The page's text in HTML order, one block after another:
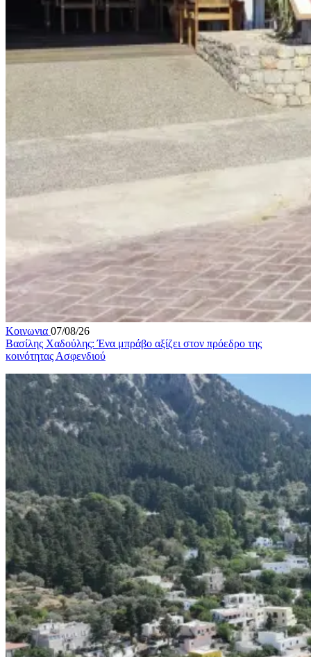
Κοινωνια 07/08/26
Βασίλης Χαδούλης: Ένα μπράβο αξίζει στον πρόεδρο της
κοινότητας Ασφενδιού